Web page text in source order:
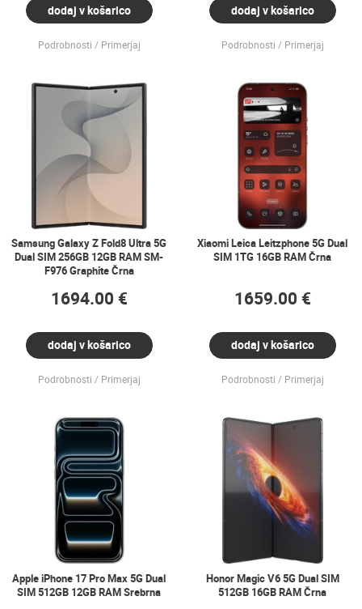
dodaj v košarico
Podrobnosti Primerjaj
dodaj v košarico
Podrobnosti Primerjaj
Samsung Galaxy Z Fold8 Ultra 5G
Dual SIM 256GB 12GB RAM SM-
F976 Graphite Črna
1694.00 €
dodaj v košarico
Podrobnosti Primerjaj
Xiaomi Leica Leitzphone 5G Dual
SIM 1TG 16GB RAM Črna
1659.00 €
dodaj v košarico
Podrobnosti Primerjaj
Apple iPhone 17 Pro Max 5G Dual
SIM 512GB 12GB RAM Srebrna
Honor Magic V6 5G Dual SIM
512GB 16GB RAM Črna